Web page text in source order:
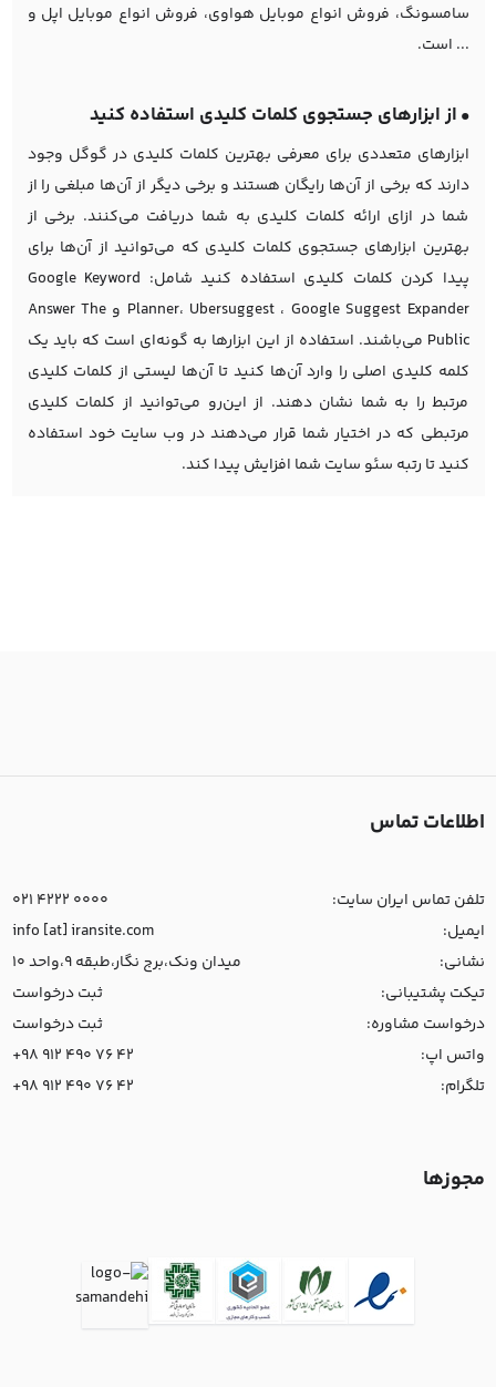
سامسونگ، فروش انواع موبایل هواوی، فروش انواع موبایل اپل و
... است.
•از ابزارهای جستجوی کلمات کلیدی استفاده کنید
ابزارهای متعددی برای معرفی بهترین کلمات کلیدی در گوگل وجود
دارند که برخی از آن‌ها رایگان هستند و برخی دیگر از آن‌ها مبلغی را از
شما در ازای ارائه کلمات کلیدی به شما دریافت می‌کنند. برخی از
بهترین ابزارهای جستجوی کلمات کلیدی که می‌توانید از آن‌ها برای
پیدا کردن کلمات کلیدی استفاده کنید شامل: Google Keyword
Planner، Ubersuggest ، Google Suggest Expander و Answer The
Public می‌باشند. استفاده از این ابزارها به گونه‌ای است که باید یک
کلمه کلیدی اصلی را وارد آن‌ها کنید تا آن‌ها لیستی از کلمات کلیدی
مرتبط را به شما نشان دهند. از این‌رو می‌توانید از کلمات کلیدی
مرتبطی که در اختیار شما قرار می‌دهند در وب سایت خود استفاده
کنید تا رتبه سئو سایت شما افزایش پیدا کند.
اطلاعات تماس
تلفن تماس ایران سایت:
021 4222 0000
ایمیل:
info [at] iransite.com
نشانی:
میدان ونک،برج نگار،طبقه 9،واحد 10
تیکت پشتیبانی:
ثبت درخواست
درخواست مشاوره:
ثبت درخواست
واتس اپ:
+98 912 490 76 42
تلگرام:
+98 912 490 76 42
مجوزها